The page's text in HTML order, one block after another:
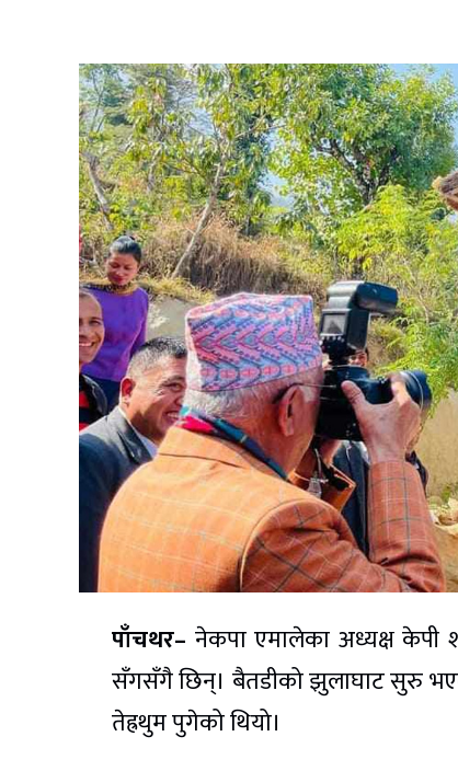
पाँचथर– नेकपा एमालेका अध्यक्ष केपी
सँगसँगै छिन्। बैतडीको झुलाघाट सुरु
तेह्रथुम पुगेको थियो।